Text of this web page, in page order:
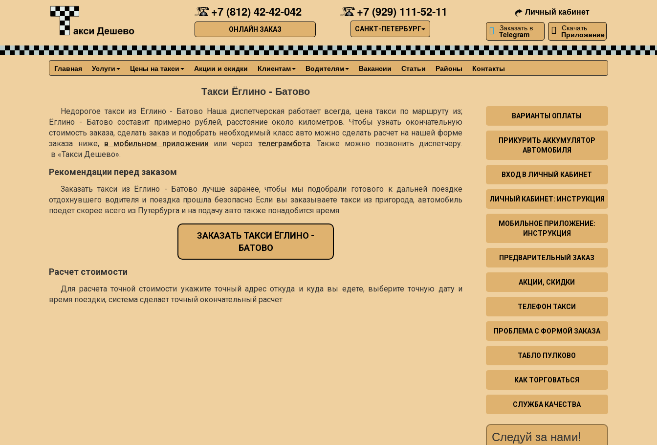
+7 (812) 42-42-042
ОНЛАЙН ЗАКАЗ
+7 (929) 111-52-11
САНКТ-ПЕТЕРБУРГ
Личный кабинет
Заказать в
Telegram
Скачать
Приложение
Главная Услуги Цены на такси Акции и скидки Клиентам Водителям Вакансии Статьи Районы Контакты
Такси Ёглино - Батово
Недорогое такси из Ёглино - Батово Наша диспетчерская работает всегда, цена такси по маршруту из;
Ёглино - Батово составит примерно рублей, расстояние около километров. Чтобы узнать окончательную
стоимость заказа, сделать заказ и подобрать необходимый класс авто можно сделать расчет на нашей форме
заказа ниже, в мобильном приложении или через телеграмбота. Также можно позвонить диспетчеру.
в «Такси Дешево».
Рекомендации перед заказом
Заказать такси из Ёглино - Батово лучше заранее, чтобы мы подобрали готового к дальней поездке
отдохнувшего водителя и поездка прошла безопасно Если вы заказываете такси из пригорода, автомобиль
поедет скорее всего из Путербурга и на подачу авто также понадобится время.
ЗАКАЗАТЬ ТАКСИ ЁГЛИНО -
БАТОВО
Расчет стоимости
Для расчета точной стоимости укажите точный адрес откуда и куда вы едете, выберите точную дату и
время поездки, система сделает точный окончательный расчет
ВАРИАНТЫ ОПЛАТЫ
ПРИКУРИТЬ АККУМУЛЯТОР
АВТОМОБИЛЯ
ВХОД В ЛИЧНЫЙ КАБИНЕТ
ЛИЧНЫЙ КАБИНЕТ: ИНСТРУКЦИЯ
МОБИЛЬНОЕ ПРИЛОЖЕНИЕ:
ИНСТРУКЦИЯ
ПРЕДВАРИТЕЛЬНЫЙ ЗАКАЗ
АКЦИИ, СКИДКИ
ТЕЛЕФОН ТАКСИ
ПРОБЛЕМА С ФОРМОЙ ЗАКАЗА
ТАБЛО ПУЛКОВО
КАК ТОРГОВАТЬСЯ
СЛУЖБА КАЧЕСТВА
Следуй за нами!